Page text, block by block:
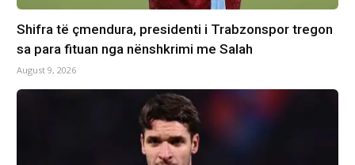
Shifra të çmendura, presidenti i Trabzonspor tregon
sa para fituan nga nënshkrimi me Salah
August 9, 2026